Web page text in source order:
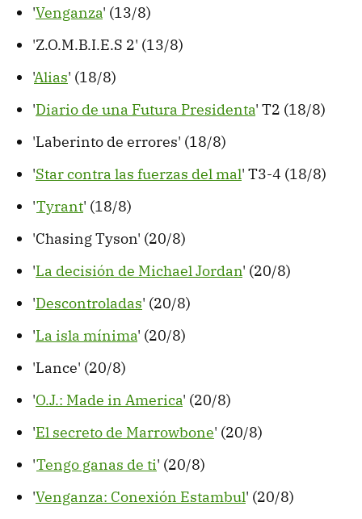
'Venganza' (13/8)
'Z.O.M.B.I.E.S 2' (13/8)
'Alias' (18/8)
'Diario de una Futura Presidenta' T2 (18/8)
'Laberinto de errores' (18/8)
'Star contra las fuerzas del mal' T3-4 (18/8)
'Tyrant' (18/8)
'Chasing Tyson' (20/8)
'La decisión de Michael Jordan' (20/8)
'Descontroladas' (20/8)
'La isla mínima' (20/8)
'Lance' (20/8)
'O.J.: Made in America' (20/8)
'El secreto de Marrowbone' (20/8)
'Tengo ganas de ti' (20/8)
'Venganza: Conexión Estambul' (20/8)